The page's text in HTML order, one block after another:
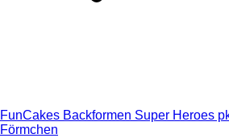
FunCakes Backformen Super Heroes
Förmchen